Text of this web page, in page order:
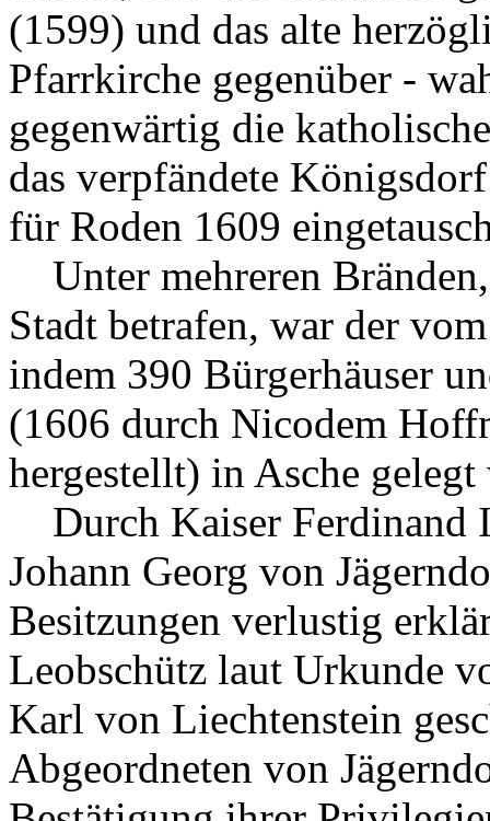
(1599) und das alte
Pfarrkirche gegenüber -
gegenwärtig die
das verpfändete
für Roden 1609
Unter mehreren
Stadt betrafen, war der
indem 390 Bürgerhäuser
(1606 durch Nicodem
hergestellt) in Asche gelegt
Durch Kaiser Ferdinand
Johann Georg von
Besitzungen verlustig
Leobschütz laut Urkunde
Karl von Liechtenstein
Abgeordneten von